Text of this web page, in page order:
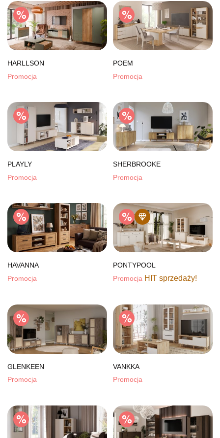
HARLLSON
Promocja
POEM
Promocja
PLAYLY
Promocja
SHERBROOKE
Promocja
HAVANNA
Promocja
PONTYPOOL
Promocja HIT sprzedaży!
GLENKEEN
Promocja
VANKKA
Promocja